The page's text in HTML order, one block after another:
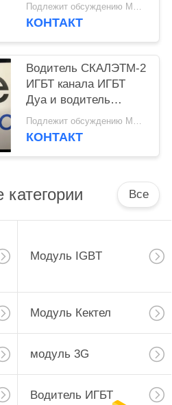
параллельным
Подлежит обсуждению MOQ:240pcs
КОНТАКТ
Водитель СКАЛЭТМ-2
ИГБТ канала ИГБТ
Дуа и водитель
МОСФЭТ транзистор
ядра ИГБТ
Подлежит обсуждению MOQ:24PCS
КОНТАКТ
Все
Модуль IGBT
Модуль Кектел
модуль 3G
Водитель ИГБТ